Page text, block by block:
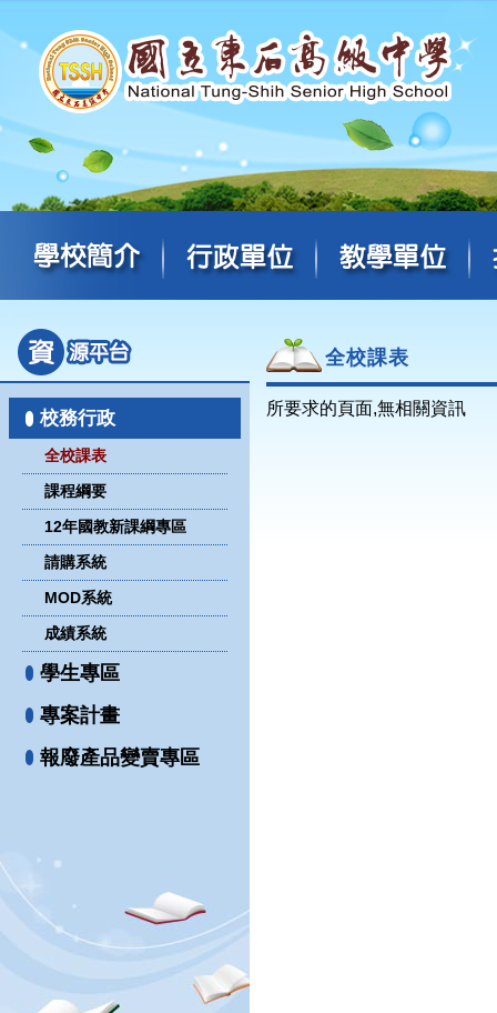
校務行政
全校課表
課程綱要
12年國教新課綱專區
請購系統
MOD系統
成績系統
學生專區
專案計畫
報廢產品變賣專區
全校課表
所要求的頁面,無相關資訊